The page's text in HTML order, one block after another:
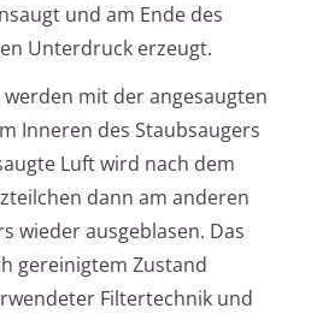
und am Ende des
Unterdruck erzeugt.
mit der angesaugten
Inneren des Staubsaugers
Luft wird nach dem
dann am anderen
wieder ausgeblasen. Das
gereinigtem Zustand
Filtertechnik und